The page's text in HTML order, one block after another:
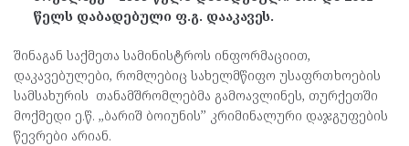
წელს დაბადებული ფ.გ. დააკავეს.
შინაგან საქმეთა სამინისტროს ინფორმაციით,
დაკავებულები, რომლებიც სახელმწიფო უსაფრთხოების
სამსახურის თანამშრომლებმა გამოავლინეს, თურქეთში
მოქმედი ე.წ. ,,ბარიშ ბოიუნის’’ კრიმინალური დაჯგუფების
წევრები არიან.